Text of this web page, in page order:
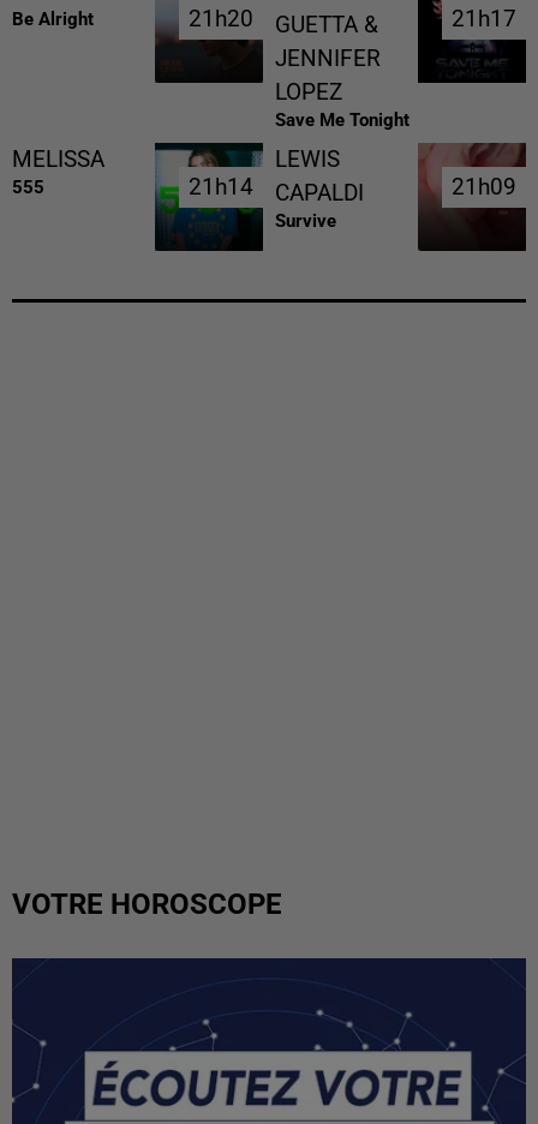
Be Alright 21h20
21h20
GUETTA &
JENNIFER
LOPEZ
Save Me Tonight
21h17
21h17
MELISSA
555 21h14
21h14
LEWIS
CAPALDI
Survive
21h09
21h09
VOTRE HOROSCOPE